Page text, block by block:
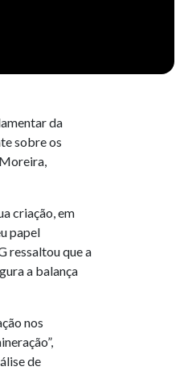
da
sobre os
criação, em
papel
ressaltou que a
a balança
nos
de